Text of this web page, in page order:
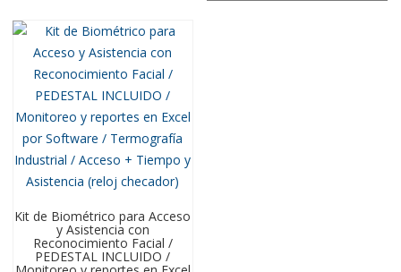
Kit de Biométrico para Acceso
y Asistencia con
Reconocimiento Facial /
PEDESTAL INCLUIDO /